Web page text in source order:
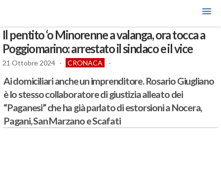
Il pentito ‘o Minorenne a valanga, ora tocca a
Poggiomarino: arrestato il sindaco e il vice
21 Ottobre 2024 - CRONACA -
Ai domiciliari anche un imprenditore. Rosario Giugliano
è lo stesso collaboratore di giustizia alleato dei
“Paganesi” che ha già parlato di estorsioni a Nocera,
Pagani, San Marzano e Scafati